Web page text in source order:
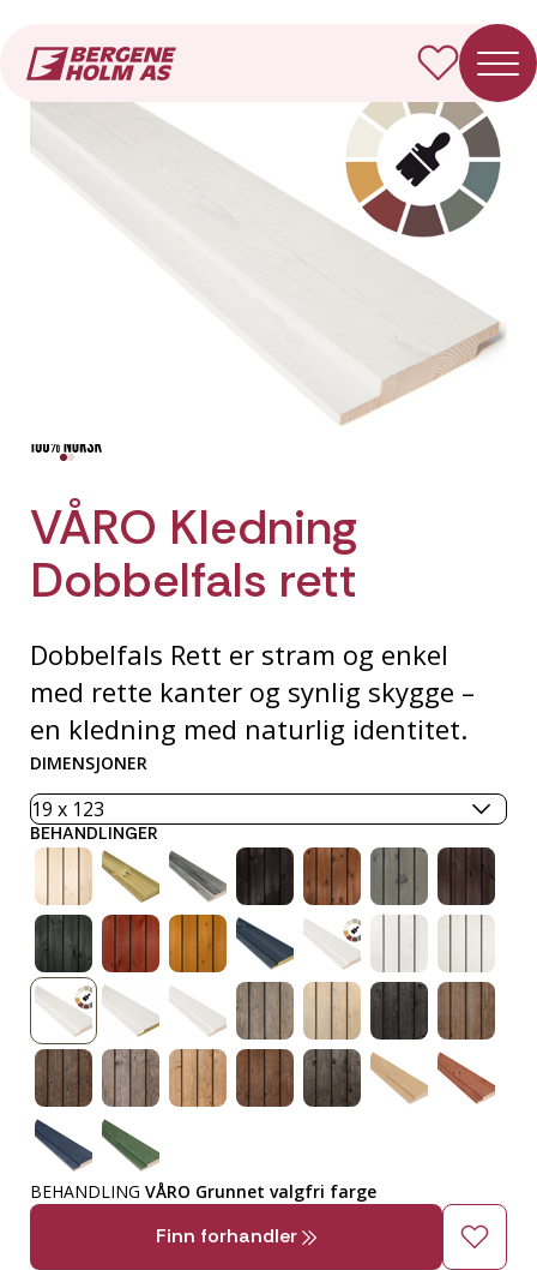
VÅRO Kledning
Dobbelfals rett
Dobbelfals Rett er stram og enkel
med rette kanter og synlig skygge –
en kledning med naturlig identitet.
DIMENSJONER
BEHANDLINGER
BEHANDLING VÅRO Grunnet valgfri farge
Finn forhandler